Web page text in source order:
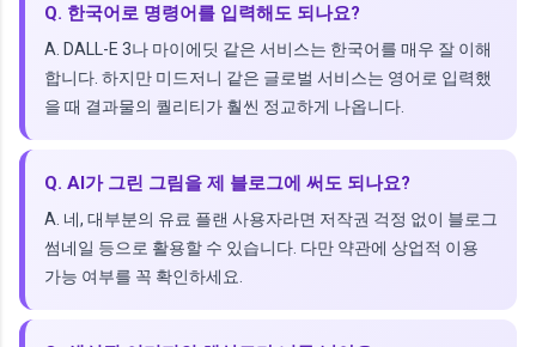
Q. 한국어로 명령어를 입력해도 되나요?
A. DALL-E 3나 마이에딧 같은 서비스는 한국어를 매우 잘 이해
합니다. 하지만 미드저니 같은 글로벌 서비스는 영어로 입력했
을 때 결과물의 퀄리티가 훨씬 정교하게 나옵니다.
Q. AI가 그린 그림을 제 블로그에 써도 되나요?
A. 네, 대부분의 유료 플랜 사용자라면 저작권 걱정 없이 블로그
썸네일 등으로 활용할 수 있습니다. 다만 약관에 상업적 이용
가능 여부를 꼭 확인하세요.